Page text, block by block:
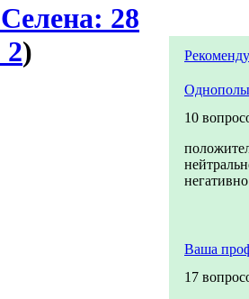
28
2)
10
негативно
Ваша
17